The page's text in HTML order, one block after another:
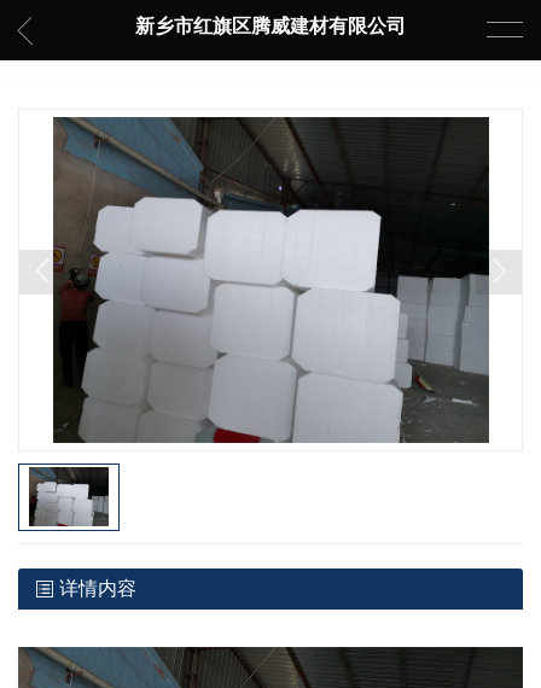
新乡市红旗区腾威建材有限公司
详情内容